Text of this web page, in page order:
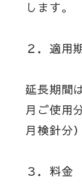
します。
２．適用
延長期間
月ご使用
月検針分
３．料金